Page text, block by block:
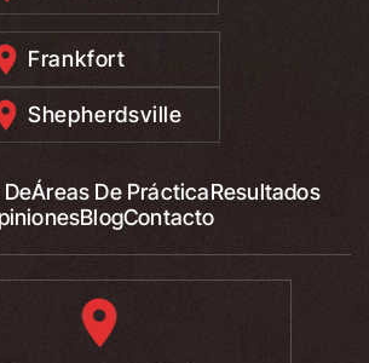
Frankfort
Shepherdsville
Áreas De PrácticaResultados
BlogContacto